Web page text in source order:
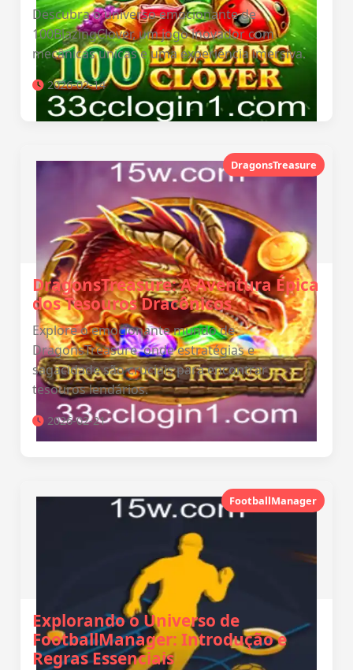
Descubra o universo emocionante de
100BlazingClover, um jogo inovador com
mecânicas únicas e uma experiência imersiva.
2026-02-14
DragonsTreasure
DragonsTreasure: A Aventura Épica
dos Tesouros Dracônicos
Explore o emocionante mundo de
DragonsTreasure, onde estratégias e
sagacidade são cruciais para encontrar
tesouros lendários.
2026-02-21
FootballManager
Explorando o Universo de
FootballManager: Introdução e
Regras Essenciais